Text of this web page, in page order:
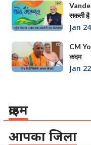
Vande
सकती है
Jan
CM
कदम
Jan
क्राइम
आपका जिला